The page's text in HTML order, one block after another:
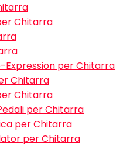
Chitarra
Expression per Chitarra
Chitarra
Chitarra
per Chitarra
per Chitarra
per Chitarra